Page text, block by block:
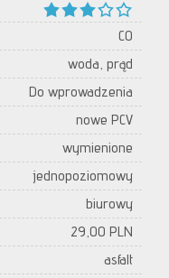
CO
woda, prąd
Do wprowadzenia
nowe PCV
wymienione
jednopoziomowy
biurowy
29,00 PLN
asfalt